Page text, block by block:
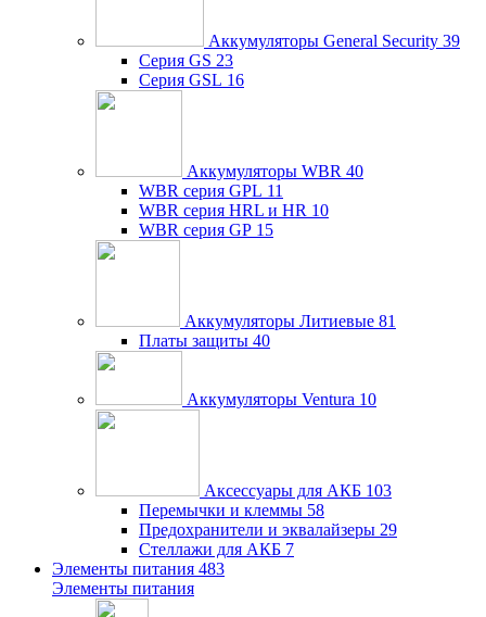
Аккумуляторы General Security 39
Серия GS 23
Серия GSL 16
Аккумуляторы WBR 40
WBR серия GPL 11
WBR серия HRL и HR 10
WBR серия GP 15
Аккумуляторы Литиевые 81
Платы защиты 40
Аккумуляторы Ventura 10
Аксессуары для АКБ 103
Перемычки и клеммы 58
Предохранители и эквалайзеры 29
Стеллажи для АКБ 7
Элементы питания 483
Элементы питания